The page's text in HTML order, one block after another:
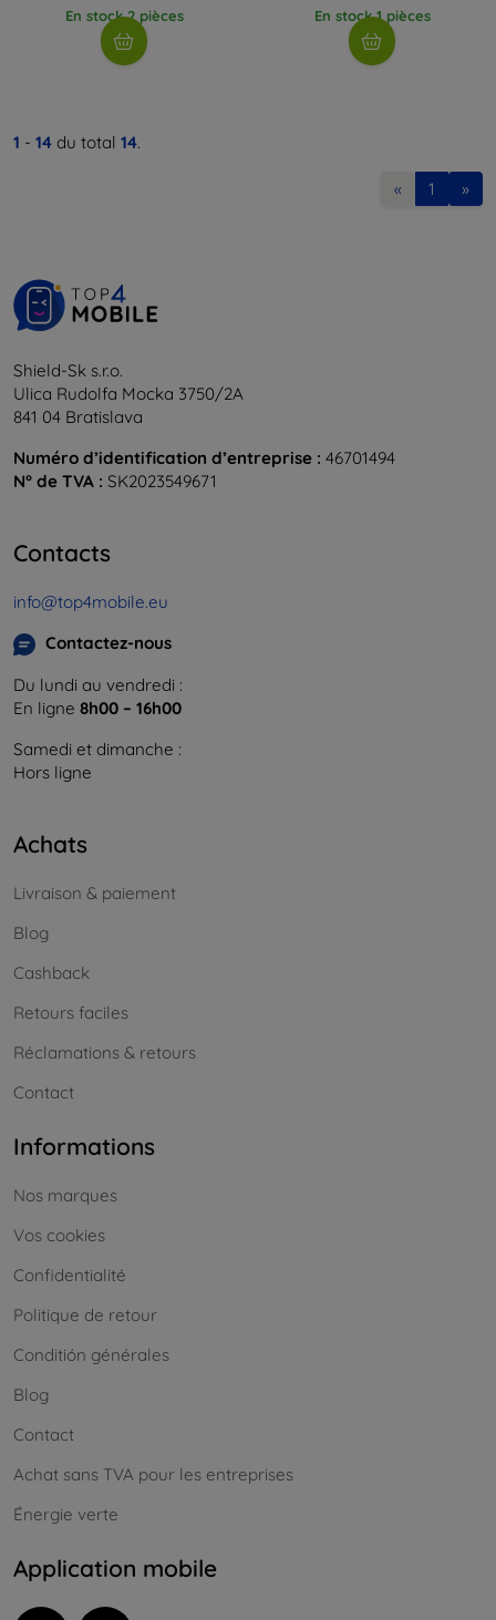
En stock 2 pièces En stock 1 pièces
1 - 14 du total 14.
« 1 »
Shield-Sk s.r.o.
Ulica Rudolfa Mocka 3750/2A
841 04 Bratislava
Numéro d’identification d’entreprise : 46701494
N° de TVA : SK2023549671
Contacts
info@top4mobile.eu
Contactez-nous
Du lundi au vendredi :
En ligne 8h00 – 16h00
Samedi et dimanche :
Hors ligne
Achats
Livraison & paiement
Blog
Cashback
Retours faciles
Réclamations & retours
Contact
Informations
Nos marques
Vos cookies
Confidentialité
Politique de retour
Conditión générales
Blog
Contact
Achat sans TVA pour les entreprises
Énergie verte
Application mobile